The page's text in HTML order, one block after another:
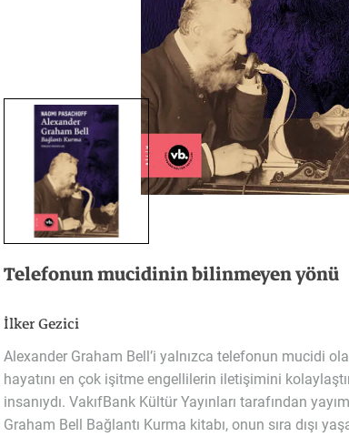
Telefonunmucidininbilinmeyenyönü
İlker Gezici
Alexander Graham Bell’i yalnızca telefonun mucidi
hayatını en çok işitme engellilerin iletişimini
insanıydı. VakıfBank Kültür Yayınları tarafından
Graham Bell Bağlantı Kurma kitabı, onun sıra dışı